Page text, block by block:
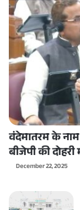
वंदेमातरम के नाम
बीजेपी की
December 22, 2025